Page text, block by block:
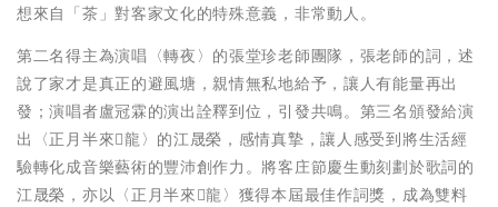
想來自「茶」對客家文化的特殊意義，非常動人。
第二名得主為演唱〈轉夜〉的張堂珍老師團隊，張老師的詞，述
說了家才是真正的避風塘，親情無私地給予，讓人有能量再出
發；演唱者盧冠霖的演出詮釋到位，引發共鳴。第三名頒發給演
出〈正月半來𪹚龍〉的江晟榮，感情真摯，讓人感受到將生活經
驗轉化成音樂藝術的豐沛創作力。將客庄節慶生動刻劃於歌詞的
江晟榮，亦以〈正月半來𪹚龍〉獲得本屆最佳作詞獎，成為雙料